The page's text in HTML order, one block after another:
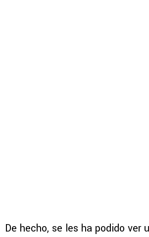
De hecho, se les ha podido ver